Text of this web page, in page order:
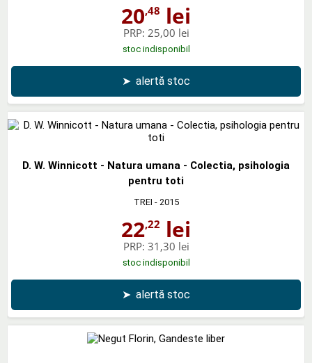
20,48 lei
PRP: 25,00 lei
stoc indisponibil
➤ alertă stoc
D. W. Winnicott - Natura umana - Colectia, psihologia
pentru toti
TREI - 2015
22,22 lei
PRP: 31,30 lei
stoc indisponibil
➤ alertă stoc